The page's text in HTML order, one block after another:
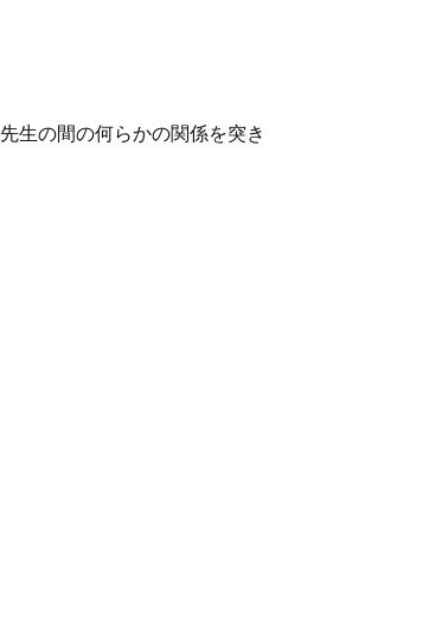
生の間の何らかの関係を突き